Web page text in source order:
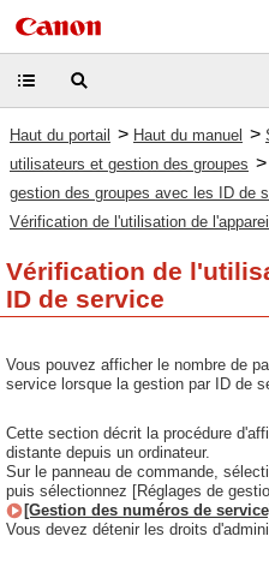
Haut du portail > Haut du manuel >
utilisateurs et gestion des groupes >
gestion des groupes avec les ID de
Vérification de l'utilisation de
Vérification de
ID de service
Vous pouvez afficher le nombre de
service lorsque la gestion par ID de
Cette section décrit la procédure
distante depuis un ordinateur.
Sur le panneau de commande,
puis sélectionnez [Réglages de
[Gestion des numéros de
Vous devez détenir les droits